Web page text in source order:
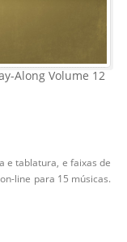
Along Volume 12
e tablatura, e faixas de
line para 15 músicas.